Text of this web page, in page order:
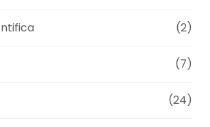
(2)
(7)
(24)